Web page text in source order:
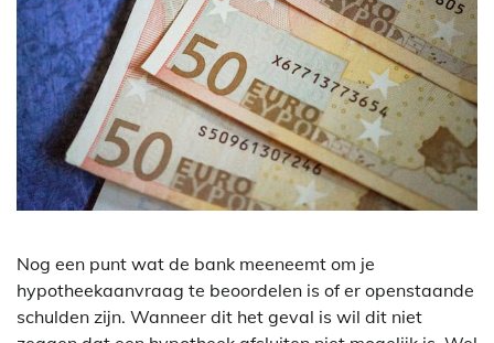
Nog een punt wat de bank meeneemt om je
hypotheekaanvraag te beoordelen is of er openstaande
schulden zijn. Wanneer dit het geval is wil dit niet